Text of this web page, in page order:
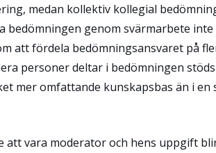
medan kollektiv kollegial
bedömningen genom svärmarbete
att fördela bedömningsansvaret på
personer deltar i bedömningen
mer omfattande kunskapsbas än i en
att vara moderator och hens uppgift